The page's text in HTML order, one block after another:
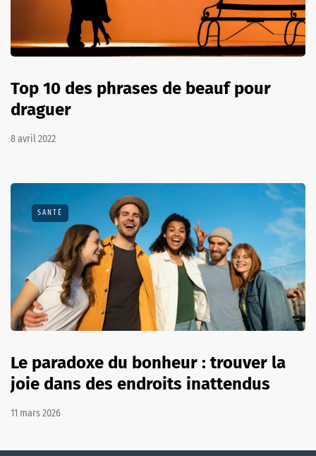
Top 10 des phrases de beauf pour
draguer
8 avril 2022
SANTÉ
Le paradoxe du bonheur : trouver la
joie dans des endroits inattendus
11 mars 2026